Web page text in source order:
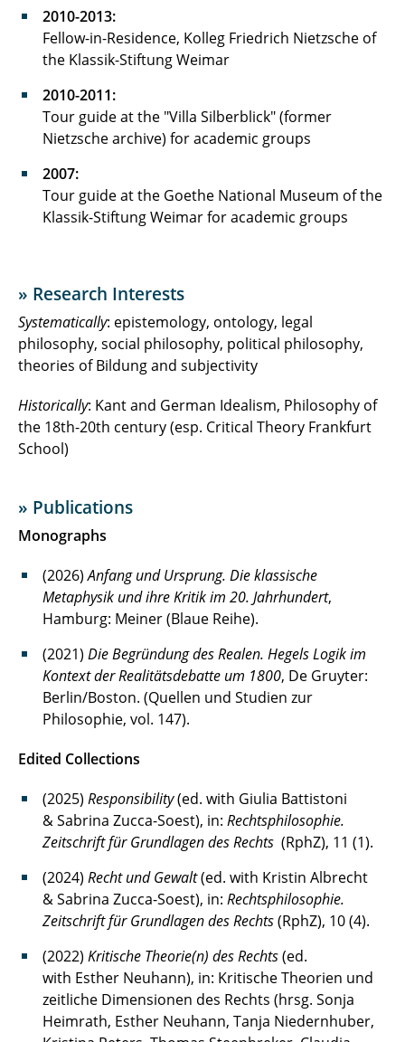
2010-2013:
Fellow-in-Residence, Kolleg Friedrich Nietzsche of
the Klassik-Stiftung Weimar
2010-2011:
Tour guide at the "Villa Silberblick" (former
Nietzsche archive) for academic groups
2007:
Tour guide at the Goethe National Museum of the
Klassik-Stiftung Weimar for academic groups
» Research Interests
Systematically: epistemology, ontology, legal
philosophy, social philosophy, political philosophy,
theories of Bildung and subjectivity
Historically: Kant and German Idealism, Philosophy of
the 18th-20th century (esp. Critical Theory Frankfurt
School)
» Publications
Monographs
(2026)Anfang und Ursprung. Die klassische
Metaphysik und ihre Kritik im 20. Jahrhundert,
Hamburg: Meiner (Blaue Reihe).
(2021) Die Begründung des Realen. Hegels Logik im
Kontext der Realitätsdebatte um 1800, De Gruyter:
Berlin/Boston. (Quellen und Studien zur
Philosophie, vol. 147).
Edited Collections
(2025) Responsibility(ed. with Giulia Battistoni
& Sabrina Zucca-Soest), in: Rechtsphilosophie.
Zeitschrift für Grundlagen des Rechts (RphZ), 11 (1).
(2024) Recht und Gewalt(ed. with Kristin Albrecht
& Sabrina Zucca-Soest), in: Rechtsphilosophie.
Zeitschrift für Grundlagen des Rechts(RphZ), 10 (4).
(2022) Kritische Theorie(n) des Rechts(ed.
with Esther Neuhann), in: Kritische Theorien und
zeitliche Dimensionen des Rechts (hrsg. Sonja
Heimrath, Esther Neuhann, Tanja Niedernhuber,